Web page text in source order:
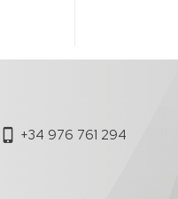
+34 976 761 294